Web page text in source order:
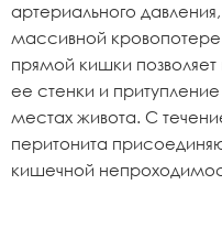
артериального
массивной
прямой кишки
ее стенки и
местах живота. С
перитонита
кишечной